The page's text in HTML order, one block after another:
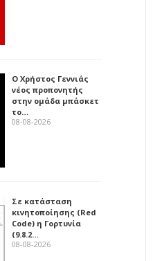
Ο Χρήστος Γεννιάς
νέος προπονητής
στην ομάδα μπάσκετ
το…
08-08-2026
Σε κατάσταση
κινητοποίησης (Red
Code) η Γορτυνία
(9.8.2…
08-08-2026